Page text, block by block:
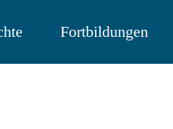
Fortbildungen